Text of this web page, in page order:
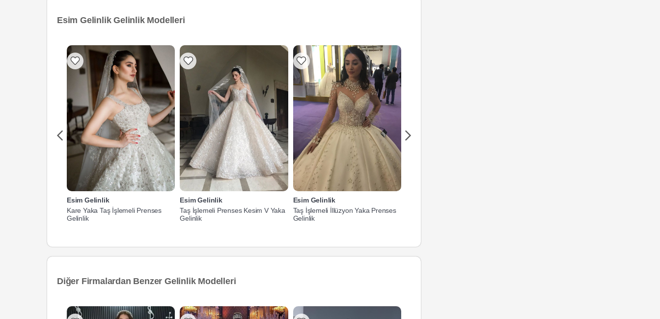
Esim Gelinlik Gelinlik Modelleri
Esim Gelinlik
Kare Yaka Taş İşlemeli Prenses
Gelinlik
Esim Gelinlik
Taş İşlemeli Prenses Kesim V Yaka
Gelinlik
Esim Gelinlik
Taş İşlemeli İllüzyon Yaka Prenses
Gelinlik
Diğer Firmalardan Benzer Gelinlik Modelleri